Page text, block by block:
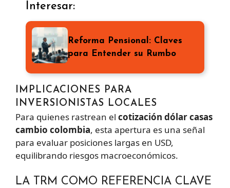
Interesar:
Reforma Pensional: Claves
para Entender su Rumbo
IMPLICACIONES PARA
INVERSIONISTAS LOCALES
Para quienes rastrean el cotización dólar casas
cambio colombia, esta apertura es una señal
para evaluar posiciones largas en USD,
equilibrando riesgos macroeconómicos.
LA TRM COMO REFERENCIA CLAVE